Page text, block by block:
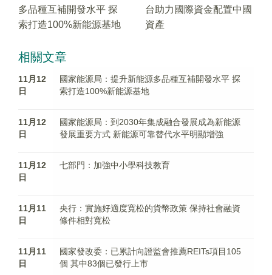
多品種互補開發水平 探
索打造100%新能源基地
台助力國際資金配置中國
資產
相關文章
11月12
日
國家能源局：提升新能源多品種互補開發水平 探
索打造100%新能源基地
11月12
日
國家能源局：到2030年集成融合發展成為新能源
發展重要方式 新能源可靠替代水平明顯增強
11月12
日
七部門：加強中小學科技教育
11月11
日
央行：實施好適度寬松的貨幣政策 保持社會融資
條件相對寬松
11月11
日
國家發改委：已累計向證監會推薦REITs項目105
個 其中83個已發行上市